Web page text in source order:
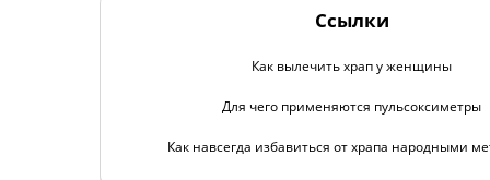
Ссылки
Как вылечить храп у женщины
Для чего применяются пульсоксиметры
Как навсегда избавиться от храпа народными